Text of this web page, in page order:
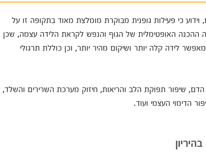
וידוע כי פעילות גופנית מבוקרת מומלצת מאוד בתקופה זו על
ההכנה האופטימלית של הגוף והנפש לקראת הלידה עצמה, שכן
לידה קלה יותר ושיקום מהיר יותר, וכן כוללת תרגולי
הדם, שיפור תפוקת הלב והריאות, חיזוק מערכת השרירים והשלד,
הדימוי העצמי ועוד.